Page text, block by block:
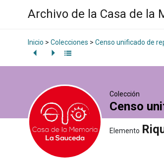
Archivo de la Casa de la
Inicio > Colecciones > Censo unificado de
Colección
Censo
Elemento